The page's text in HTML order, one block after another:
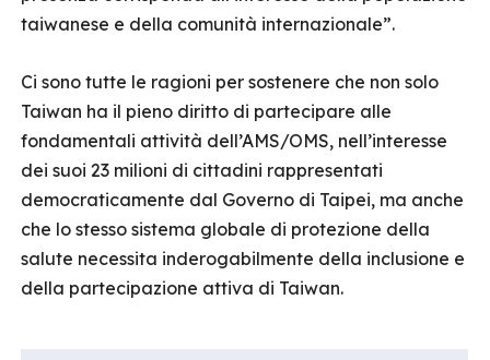
taiwanese e della comunità internazionale”.
Ci sono tutte le ragioni per sostenere che non solo
Taiwan ha il pieno diritto di partecipare alle
fondamentali attività dell’AMS/OMS, nell’interesse
dei suoi 23 milioni di cittadini rappresentati
democraticamente dal Governo di Taipei, ma anche
che lo stesso sistema globale di protezione della
salute necessita inderogabilmente della inclusione e
della partecipazione attiva di Taiwan.